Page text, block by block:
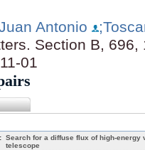
Antonio
Section B, 696,
01
Search for a diffuse flux of high-energy
telescope